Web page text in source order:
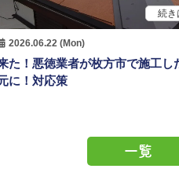
続き
2026.06.22 (Mon)
た！悪徳業者が枚方市で施工し
に！対応策
一覧